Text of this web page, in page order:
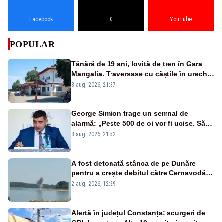
Facebook X YouTube
POPULAR
Tânără de 19 ani, lovită de tren în Gara
Mangalia. Traversase cu căștile în urechi
liniile printr-un loc nepermis
8 aug. 2026, 21:37
George Simion trage un semnal de
alarmă: „Peste 500 de oi vor fi ucise. Să
vedem dacă ciobanii vor fi despăgubiți”
8 aug. 2026, 21:52
A fost detonată stânca de pe Dunăre
pentru a crește debitul către Cernavodă –
VIDEO
2 aug. 2026, 12:29
Alertă în județul Constanța: scurgeri de